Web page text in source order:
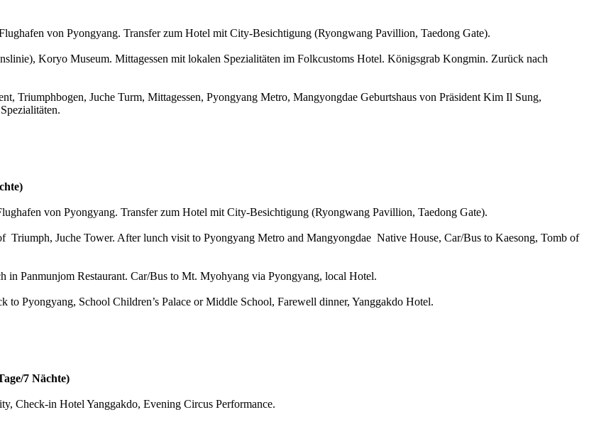
von Pyongyang. Transfer zum Hotel mit City-Besichtigung (Ryongwang Pavillion, Taedong Gate).
, Koryo Museum. Mittagessen mit lokalen Spezialitäten im Folkcustoms Hotel. Königsgrab Kongmin. Zurück nach
Triumphbogen, Juche Turm, Mittagessen, Pyongyang Metro, Mangyongdae Geburtshaus von Präsident Kim Il Sung,
.
von Pyongyang. Transfer zum Hotel mit City-Besichtigung (Ryongwang Pavillion, Taedong Gate).
Juche Tower. After lunch visit to Pyongyang Metro and Mangyongdae Native House, Car/Bus to Kaesong, Tomb of
Panmunjom Restaurant. Car/Bus to Mt. Myohyang via Pyongyang, local Hotel.
Pyongyang, School Children’s Palace or Middle School, Farewell dinner, Yanggakdo Hotel.
7 Nächte)
Check-in Hotel Yanggakdo, Evening Circus Performance.